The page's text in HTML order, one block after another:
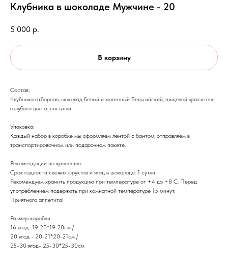
Клубника в шоколаде Мужчине - 20
5 000 р.
В корзину
Состав:
Клубника отборная, шоколад белый и молочный Бельгийский, пищевой краситель
голубого цвета, посыпки.
Упаковка:
Каждый набор в коробке мы оформляем лентой с бантом, отправляем в
транспортировочном или подарочном пакете.
Рекомендации по хранению:
Срок годности свежих фруктов и ягод в шоколаде: 1 сутки.
Рекомендуем хранить продукцию при температуре от +4 до +8 С. Перед
употреблением подержать при комнатной температуре 15 минут.
​Приятного аппетита!
Размер коробки:
16 ягод -19-20*19-20см /
20 ягод - 20-21*20-21см /
25-30 ягод- 25-30*25-30см